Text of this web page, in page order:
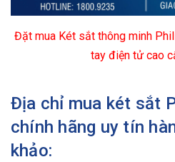
Đặt mua Két sắt thông minh
tay điện tử cao
Địa chỉ mua két sắt
chính hãng uy tín
khảo: